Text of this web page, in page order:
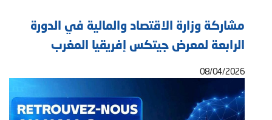
مشاركة وزارة الاقتصاد والمالية في الدورة
الرابعة لمعرض جيتكس إفريقيا المغرب
08/04/2026